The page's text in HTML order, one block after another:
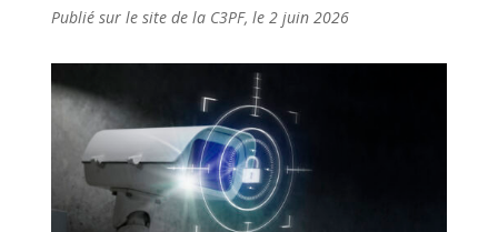
Publié sur le site de la C3PF, le 2 juin 2026